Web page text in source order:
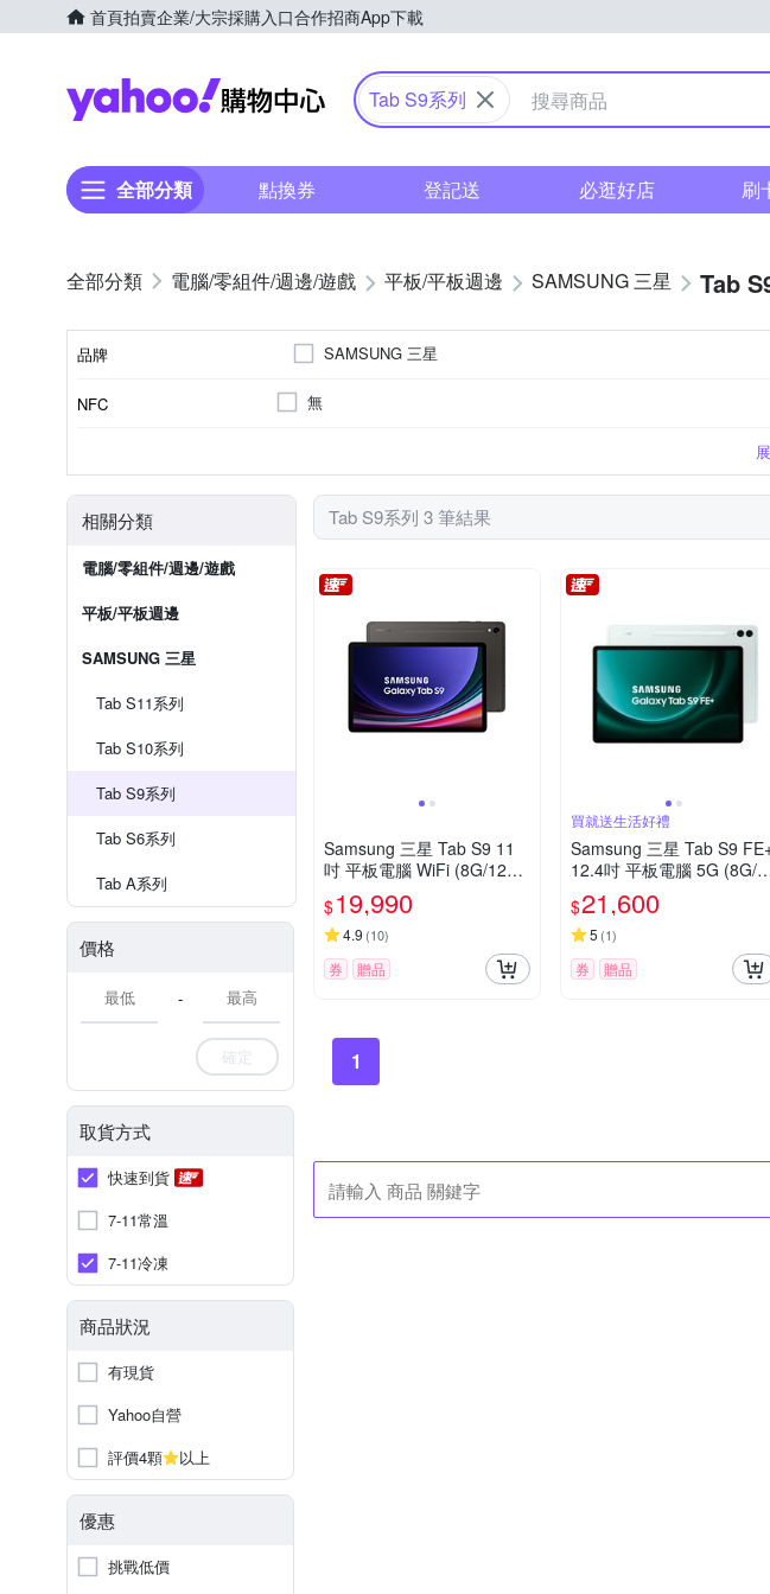
首頁拍賣企業/大宗採購入口合作招商App下載
Yahoo購物中心
Tab S9系列
全部分類 點換券 登記送 必逛好店 刷
電腦/零組件/週邊/遊戲 平板/平板週邊 SAMSUNG 三星 Tab
品牌 SAMSUNG 三星
NFC 無
相關分類
電腦/零組件/週邊/遊戲
平板/平板週邊
SAMSUNG 三星
Tab S11系列
Tab S10系列
Tab S9系列
Tab S6系列
Tab A系列
價格
-
確定
取貨方式
快速到貨
7-11常溫
7-11冷凍
商品狀況
有現貨
Yahoo自營
評價4顆
以上
優惠
挑戰低價
Tab S9系列 3 筆結果
Samsung 三星 Tab S9 11
吋 平板電腦 WiFi (8G/128
G/X710)
$19,990
4.9 (10)
券 贈品
買就送生活好禮
Samsung 三星 Tab S9
12.4吋 平板電腦 5G (8G/
8G/X616)
$21,600
5 (1)
券 贈品
1